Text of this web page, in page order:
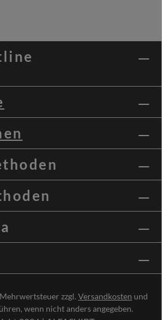
zzgl. Versandkosten und
wenn nicht anders angegeben.